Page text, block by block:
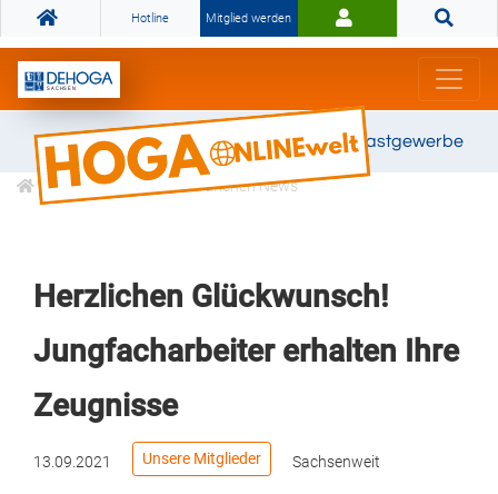
Hotline Mitglied werden
Gemeinsam stark für das Gastgewerbe
Informationen Branchen News
Herzlichen Glückwunsch!
Jungfacharbeiter erhalten Ihre
Zeugnisse
13.09.2021 Unsere Mitglieder Sachsenweit